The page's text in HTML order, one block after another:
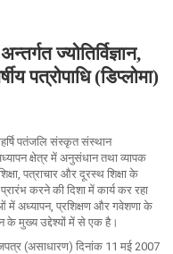
ज्योतिर्विज्ञान,
पत्रोपाधि (डिप्लोमा)
पतंजलि संस्कृत संस्थान
क्षेत्र में अनुसंधान तथा व्यापक
पत्राचार और दूरस्थ शिक्षा के
करने की दिशा में कार्य कर रहा
में अध्यापन, प्रशिक्षण और गवेशणा के
के मुख्य उद्देश्यों में से एक है।
(असाधारण) दिनांक 11 मई 2007